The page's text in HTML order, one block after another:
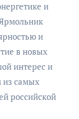
и
и
в новых
интерес и
из самых
российской